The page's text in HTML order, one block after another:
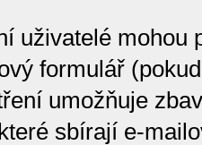
uživatelé mohou
formulář
umožňuje
sbírají e-